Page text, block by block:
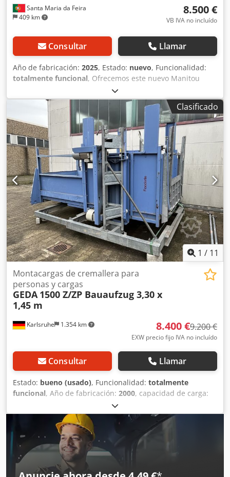
Santa Maria da Feira
409 km
8.500 €
VB IVA no incluído
Consultar Llamar
Año de fabricación: 2025, Estado: nuevo, Funcionalidad:
totalmente funcional, Ofrecemos este nuevo Manitou
TREUIL 3 TON, cabrestante hidráulico Manitou de 3
toneladas, año de fabricación 2025. Modelo: TREUIL 3 TON
Número de serie: 885236 Año de fabricación: 2025 Peso en
vacío: kg Centro de gravedad: 532 mm Capacidad nominal:
3000 kg Dcodpfxezhaa Ro Amlsk Presión de
funcionamiento: 210 bar Si tiene alguna duda o necesita
más información, no dude en enviarnos un mensaje o
llamarnos.
Clasificado
1 / 11
Karlsruhe 1.354 km
Montacargas de cremallera para
personas y cargas
GEDA 1500 Z/ZP Bauaufzug 3,30 x
1,45 m
8.400 €9.200 €
EXW precio fijo IVA no incluído
Consultar Llamar
Estado: bueno (usado), Funcionalidad: totalmente
funcional, Año de fabricación: 2000, capacidad de carga:
, longitud de la plataforma:
la plataforma:1.450 mm, Elevador de construcción GEDA
en buen estado de conservación, procedente de su primer
propietario: – Elevador de construcción de cremallera
GEDA 1500 Z/ZP – Plataforma tipo B con dimensiones de
3,30 x 1,45 m Dedeyfxdkepfx Amlsck – 1 puerta de carga, 1
trampilla de descarga – Para un máximo de 7 personas y